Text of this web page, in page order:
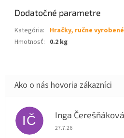
Dodatočné parametre
Kategória:
Hračky, ručne
Hmotnosť: 0.2 kg
IČ Inga Čerešňáková
Hodnotenie obchodu je
27.7.26